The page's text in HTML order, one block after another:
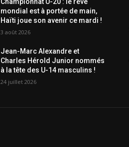
Championnat U-20 : le rêve
mondial est à portée de main,
Haïti joue son avenir ce mardi !
3 août 2026
Jean-Marc Alexandre et
Charles Hérold Junior nommés
à la tête des U-14 masculins !
24 juillet 2026